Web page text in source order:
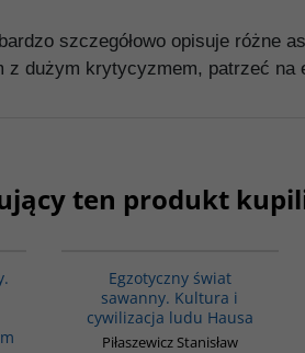
szczegółowo opisuje różne
dużym krytycyzmem, patrzeć na
ten produkt
Egzotyczny świat
sawanny. Kultura i
cywilizacja ludu Hausa
Piłaszewicz Stanisław